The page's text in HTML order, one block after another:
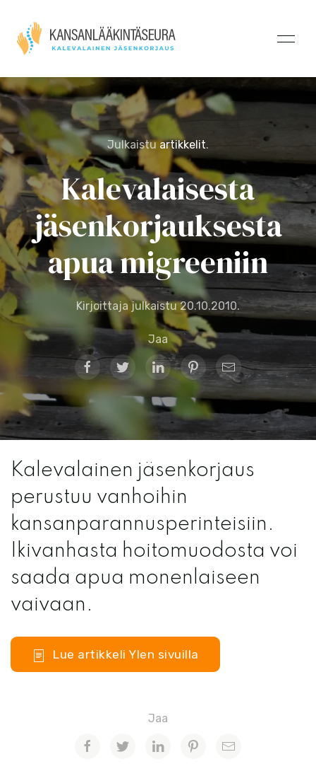
Julkaistuartikkelit.
Kalevalaisesta
jäsenkorjauksesta
apua migreeniin
Kirjoittaja julkaistu20.10.2010.
Jaa
Kalevalainen jäsenkorjaus
perustuu vanhoihin
kansanparannusperinteisiin.
Ikivanhasta hoitomuodosta voi
saada apua monenlaiseen
vaivaan.
Lue artikkeli Ylen sivuilla
Jaa